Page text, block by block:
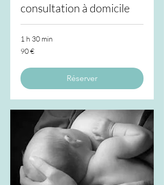
consultation à domicile
1 h 30 min
90
euros
90 €
Réserver